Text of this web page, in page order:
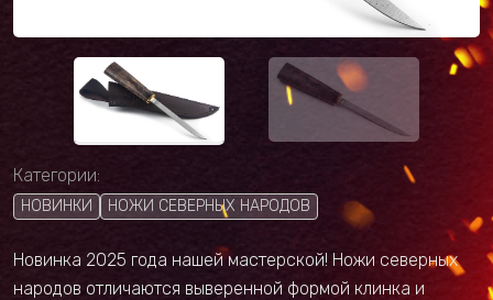
Категории:
НОВИНКИ НОЖИ СЕВЕРНЫХ НАРОДОВ
Новинка 2025 года нашей мастерской! Ножи северных
народов отличаются выверенной формой клинка и